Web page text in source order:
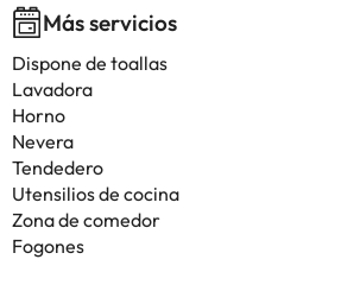
Más servicios
Dispone de toallas
Lavadora
Horno
Nevera
Tendedero
Utensilios de cocina
Zona de comedor
Fogones